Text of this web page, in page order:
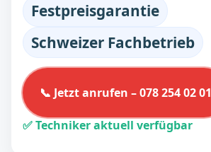
Festpreisgarantie
Schweizer Fachbetrieb
📞 Jetzt anrufen – 078 254 02 01
✅ Techniker aktuell verfügbar